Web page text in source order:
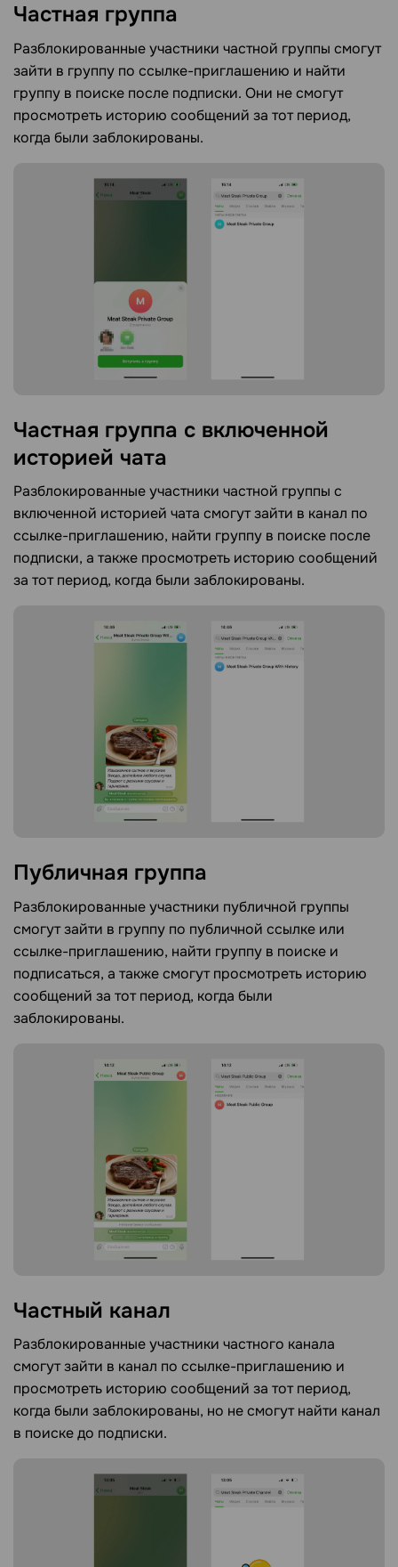
Частная группа
Разблокированные участники частной группы смогут
зайти в группу по ссылке-приглашению и найти
группу в поиске после подписки. Они не смогут
просмотреть историю сообщений за тот период,
когда были заблокированы.
Частная группа с включенной
историей чата
Разблокированные участники частной группы с
включенной историей чата смогут зайти в канал по
ссылке-приглашению, найти группу в поиске после
подписки, а также просмотреть историю сообщений
за тот период, когда были заблокированы.
Публичная группа
Разблокированные участники публичной группы
смогут зайти в группу по публичной ссылке или
ссылке-приглашению, найти группу в поиске и
подписаться, а также смогут просмотреть историю
сообщений за тот период, когда были
заблокированы.
Частный канал
Разблокированные участники частного канала
смогут зайти в канал по ссылке-приглашению и
просмотреть историю сообщений за тот период,
когда были заблокированы, но не смогут найти канал
в поиске до подписки.